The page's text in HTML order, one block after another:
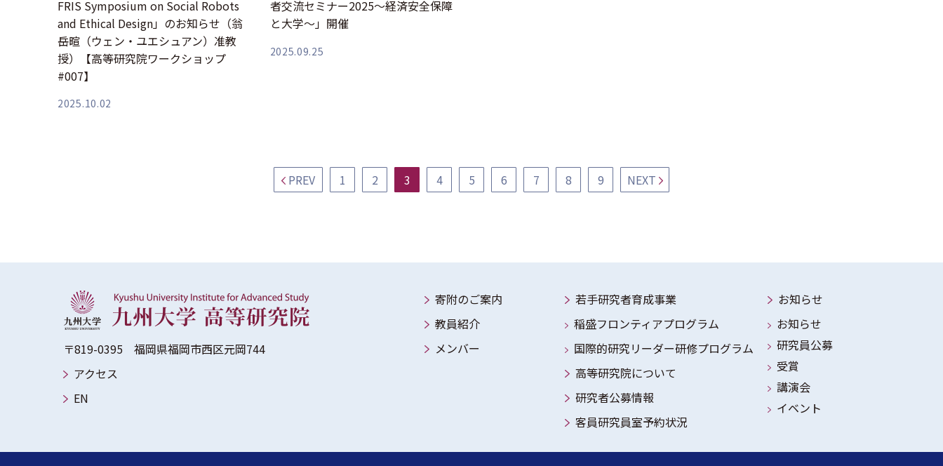
FRIS Symposium on Social Robots
and Ethical Design」のお知らせ（翁
岳暄（ウェン・ユエシュアン）准教
授）【高等研究院ワークショップ
#007】
2025.10.02
者交流セミナー2025～経済安全保障
と大学～」開催
2025.09.25
PREV 1 2 3 4 5 6 7 8 9 NEXT
〒819-0395 福岡県福岡市西区元岡744
アクセス
EN
寄附のご案内
教員紹介
メンバー
若手研究者育成事業
稲盛フロンティアプログラム
国際的研究リーダー研修プログラム
高等研究院について
研究者公募情報
客員研究員室予約状況
お知らせ
お知らせ
研究員公募
受賞
講演会
イベント